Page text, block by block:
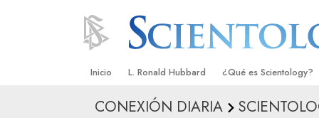
Inicio L. Ronald Hubbard ¿Qué es Scientology?
Creencias y Prácticas
CONEXIÓN DIARIA